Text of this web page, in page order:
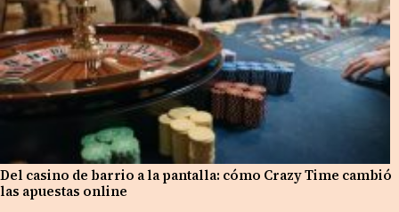
Del casino de barrio a la pantalla: cómo Crazy Time cambió
las apuestas online